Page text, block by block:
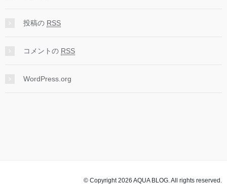
投稿の RSS
コメントの RSS
WordPress.org
© Copyright 2026 AQUA BLOG. All rights reserved.